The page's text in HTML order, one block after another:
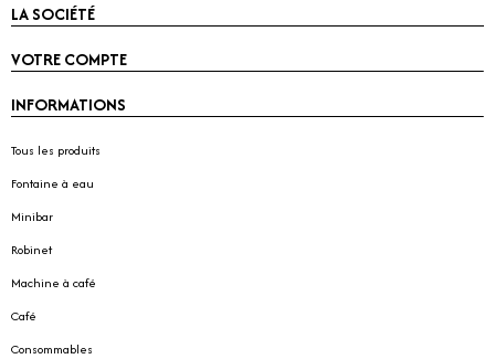
LA SOCIÉTÉ
VOTRE COMPTE
INFORMATIONS
Tous les produits
Fontaine à eau
Minibar
Robinet
Machine à café
Café
Consommables